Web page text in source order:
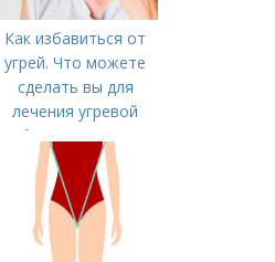
Как избавиться от
угрей. Что можете
сделать вы для
лечения угревой
болезни (акне)